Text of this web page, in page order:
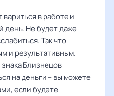
вариться в работе и
день. Не будет даже
Так что
и результативным.
Близнецов
на деньги – вы можете
если будете